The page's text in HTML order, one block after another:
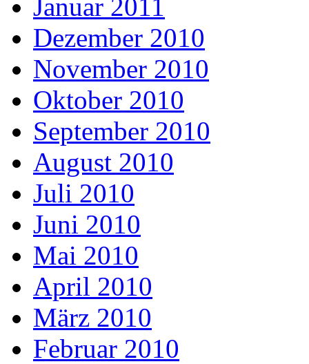
Januar 2011
Dezember 2010
November 2010
Oktober 2010
September 2010
August 2010
Juli 2010
Juni 2010
Mai 2010
April 2010
März 2010
Februar 2010